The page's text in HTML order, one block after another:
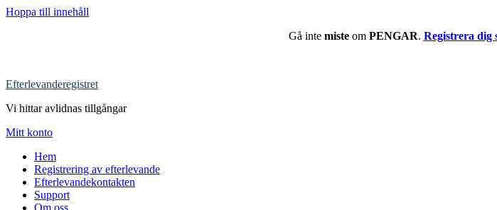
Hoppa till innehåll
Gå inte misteom PENGAR. Registrera dig
Efterlevanderegistret
Vi hittar avlidnas tillgångar
Mitt konto
Hem
Registrering av efterlevande
Efterlevandekontakten
Support
Om oss